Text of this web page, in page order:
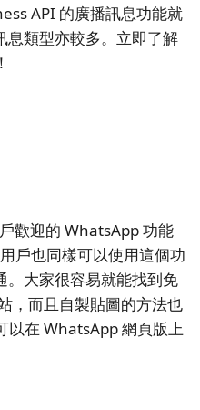
API 的廣播訊息功能就
息類型亦較多。立即了解
歡迎的 WhatsApp 功能
戶也同樣可以使用這個功
。大家很容易就能找到免
，而且自製貼圖的方法也
以在 WhatsApp 網頁版上